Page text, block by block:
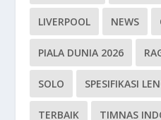
LIVERPOOL NEWS
PIALA DUNIA 2026
SOLO SPESIFIKASI
TERBAIK TIMNAS